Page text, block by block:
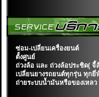
ซ่อม-เปลี่ยนเครื่องยนต์
ตั้งศูนย์
ถ่วงล้อ และ ถ่วงล้อประชิด( จี้
เปลี่ยนยางรถยนต์ทุกรุ่น ทุกยี่
ถ่ายระบบน้ำมันหรือของเหลว